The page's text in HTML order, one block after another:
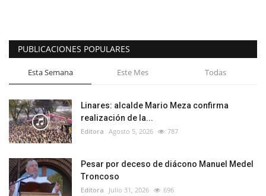
PUBLICACIONES POPULARES
Esta Semana Este Mes Todas
Linares: alcalde Mario Meza confirma
realización de la...
Editora Agosto 5, 2026 787
Pesar por deceso de diácono Manuel Medel
Troncoso
Editora Julio 31, 2026 696